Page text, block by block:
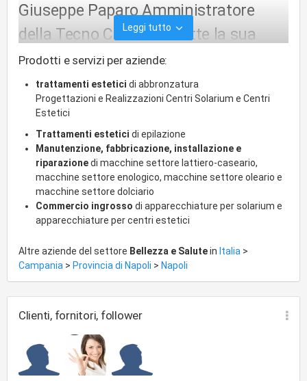
Giuseppe Paparo Amministratore
della Tecno Club che mette la sua
esperienza maturata negli anni ai
Centri Estetici e Abbronzatura
soluzioni a 360° per dare vita ai Centri
in nuove aperture o per riorganizzare
Centri già in essere. L’attività della
Tecno Club si sviluppa su più canali
quali: Progettazioni; Realizzazioni,
Forniture ed Assistenza Tecnica. I
Consulenti della Tecno Club sono al
fianco di Imprenditori che desiderano
avviare la propria attività nel mondo
Beauty, affianca l’idea
dell’imprenditore dalle prime fasi, la
ricerca della location più adatta alla
Leggi tutto
Prodotti e servizi per aziende:
trattamenti estetici di abbronzatura
Progettazioni e Realizzazioni Centri Solarium e Centri
Estetici
Trattamenti estetici di epilazione
Manutenzione, fabbricazione, installazione e
riparazionedi macchine settore lattiero-caseario,
macchine settore enologico, macchine settore oleario e
macchine settore dolciario
Commercio ingrosso di apparecchiature per solarium e
apparecchiature per centri estetici
Altre aziende del settore Bellezza e Salutein Italia >
Campania > Provincia di Napoli > Napoli
Clienti, fornitori, follower